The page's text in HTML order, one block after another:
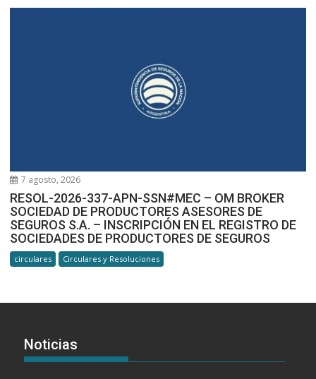
7 agosto, 2026
RESOL-2026-337-APN-SSN#MEC – OM BROKER
SOCIEDAD DE PRODUCTORES ASESORES DE
SEGUROS S.A. – INSCRIPCIÓN EN EL REGISTRO DE
SOCIEDADES DE PRODUCTORES DE SEGUROS
circulares Circulares y Resoluciones
Noticias